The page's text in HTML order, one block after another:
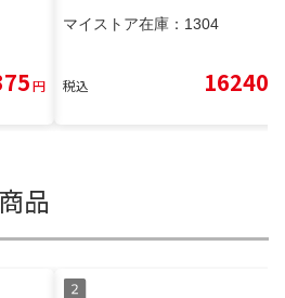
円
マイストア在庫： 1304
税込 16240
品